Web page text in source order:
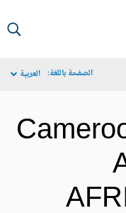
الصفحة باللغة: العربية